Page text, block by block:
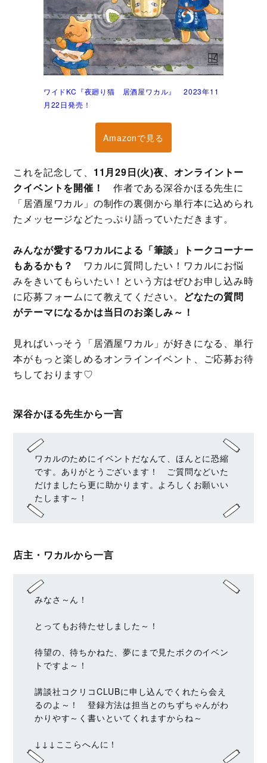
ワイドKC『夜廻り猫 居酒屋ワカル』 2023年11
月22日発売！
Amazonで見る
これを記念して、 11月29日(火)夜、オンライントー
クイベントを開催！
作者である深谷かほる先生に
「居酒屋ワカル」の制作の裏側から単行本に込められ
たメッセージなどたっぷり語っていただきます。
みんなが愛するワカルによる「筆談」トークコーナー
もあるかも？
ワカルに質問したい！ワカルにお悩
みをきいてもらいたい！という方はぜひお申し込み時
に応募フォームにて教えてください。 どなたの質問
がテーマになるかは当日のお楽しみ～！
見ればいっそう「居酒屋ワカル」が好きになる、単行
本がもっと楽しめるオンラインイベント、ご応募お待
ちしております♡
深谷かほる先生から一言
ワカルのためにイベントだなんて、ほんとに恐縮
です。ありがとうございます！ ご質問などいた
だけましたら更に助かります。よろしくお願いい
たします～！
店主・ワカルから一言
みなさ～ん！
とってもお待たせしました～！
待望の、待ちかねた、夢にまで見たボクのイベン
トですよ～！
講談社コクリコCLUBに申し込んでくれたら会え
るのよ～！ 登録方法は担当とのちずちゃんがわ
かりやす～く書いといてくれますからね～
↓↓↓ここらへんに！